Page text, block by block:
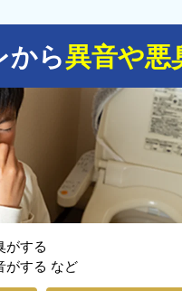
から異音や悪
がする
がする など